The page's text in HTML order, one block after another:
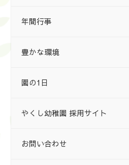
年間行事
豊かな環境
園の1日
やくし幼稚園 採用サイト
お問い合わせ